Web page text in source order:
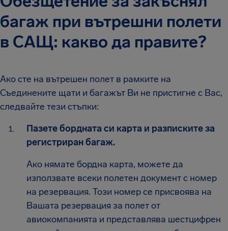
багаж при вътрешни полети
в САЩ: какво да правите?
Ако сте на вътрешен полет в рамките на
Съединените щати и багажът Ви не пристигне с Вас,
следвайте тези стъпки:
Пазете бордната си карта и разписките за
регистриран багаж.
Ако нямате бордна карта, можете да
използвате всеки полетен документ с номер
на резервация. Този номер се присвоява на
Вашата резервация за полет от
авиокомпанията и представлява шестцифрен